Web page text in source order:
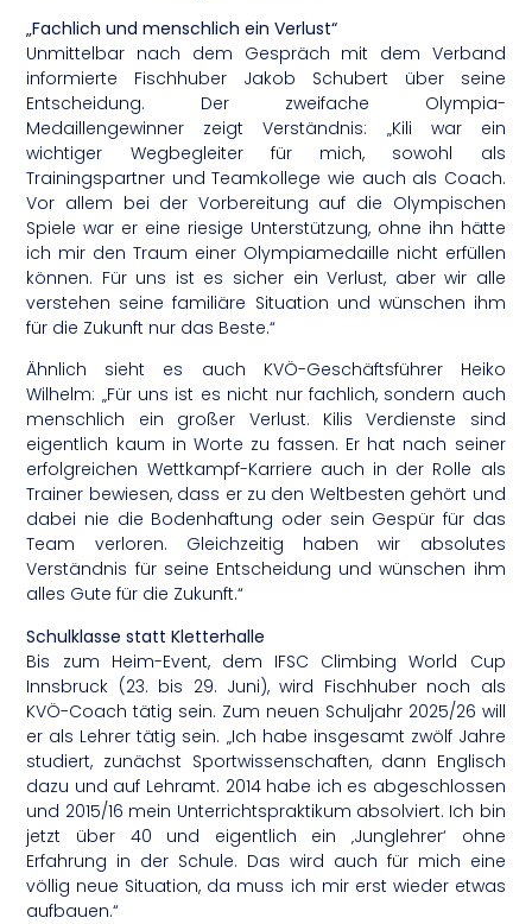
„Fachlich und menschlich ein Verlust“
Unmittelbar nach dem Gespräch mit dem Verband
informierte Fischhuber Jakob Schubert über seine
Entscheidung. Der zweifache Olympia-
Medaillengewinner zeigt Verständnis: „Kili war ein
wichtiger Wegbegleiter für mich, sowohl als
Trainingspartner und Teamkollege wie auch als Coach.
Vor allem bei der Vorbereitung auf die Olympischen
Spiele war er eine riesige Unterstützung, ohne ihn hätte
ich mir den Traum einer Olympiamedaille nicht erfüllen
können. Für uns ist es sicher ein Verlust, aber wir alle
verstehen seine familiäre Situation und wünschen ihm
für die Zukunft nur das Beste.“
Ähnlich sieht es auch KVÖ-Geschäftsführer Heiko
Wilhelm: „Für uns ist es nicht nur fachlich, sondern auch
menschlich ein großer Verlust. Kilis Verdienste sind
eigentlich kaum in Worte zu fassen. Er hat nach seiner
erfolgreichen Wettkampf-Karriere auch in der Rolle als
Trainer bewiesen, dass er zu den Weltbesten gehört und
dabei nie die Bodenhaftung oder sein Gespür für das
Team verloren. Gleichzeitig haben wir absolutes
Verständnis für seine Entscheidung und wünschen ihm
alles Gute für die Zukunft.“
Schulklasse statt Kletterhalle
Bis zum Heim-Event, dem IFSC Climbing World Cup
Innsbruck (23. bis 29. Juni), wird Fischhuber noch als
KVÖ-Coach tätig sein. Zum neuen Schuljahr 2025/26 will
er als Lehrer tätig sein. „Ich habe insgesamt zwölf Jahre
studiert, zunächst Sportwissenschaften, dann Englisch
dazu und auf Lehramt. 2014 habe ich es abgeschlossen
und 2015/16 mein Unterrichtspraktikum absolviert. Ich bin
jetzt über 40 und eigentlich ein ‚Junglehrer‘ ohne
Erfahrung in der Schule. Das wird auch für mich eine
völlig neue Situation, da muss ich mir erst wieder etwas
aufbauen.“